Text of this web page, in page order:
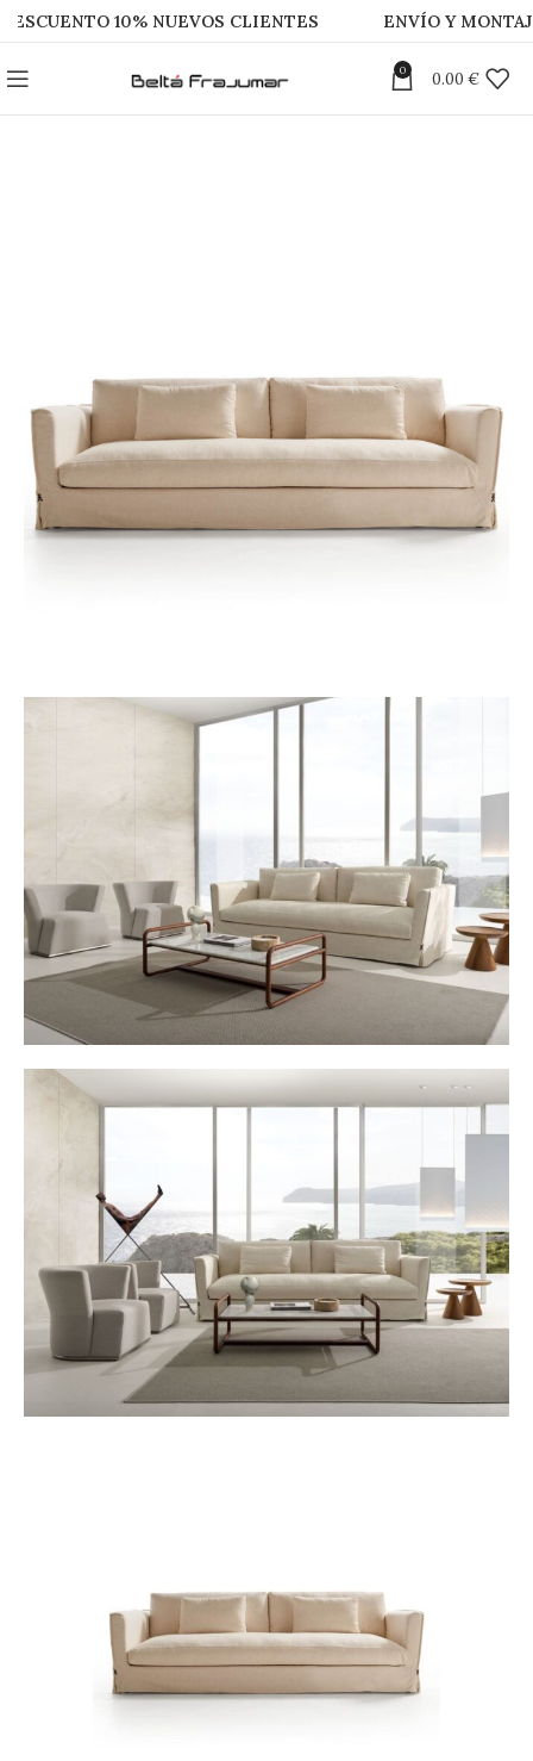
10% NUEVOS CLIENTES ENVÍO Y MONTAJE
0 0.00 €